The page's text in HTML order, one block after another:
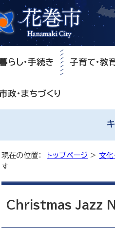
らし・手続き 子育て・教
政・まちづくり
現在の位置： トップページ > 文化
す
Christmas Jazz